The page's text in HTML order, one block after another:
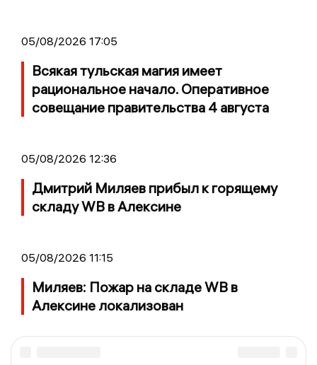
05/08/2026 17:05
Всякая тульская магия имеет
рациональное начало. Оперативное
совещание правительства 4 августа
05/08/2026 12:36
Дмитрий Миляев прибыл к горящему
складу WB в Алексине
05/08/2026 11:15
Миляев: Пожар на складе WB в
Алексине локализован